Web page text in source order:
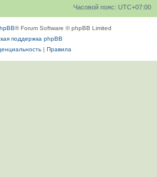
Часовой пояс: UTC+07:00
® Forum Software © phpBB Limited
поддержка phpBB
| Правила